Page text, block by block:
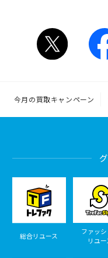
今月の買取キャンペーン
総合リユース
ファッ
リユー